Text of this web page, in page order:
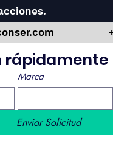
rápidamente
Marca
Enviar Solicitud